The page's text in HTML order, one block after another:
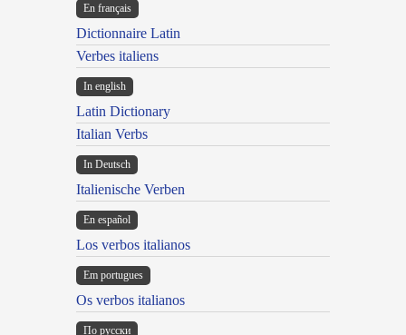
En français
Dictionnaire Latin
Verbes italiens
In english
Latin Dictionary
Italian Verbs
In Deutsch
Italienische Verben
En español
Los verbos italianos
Em portugues
Os verbos italianos
По русски